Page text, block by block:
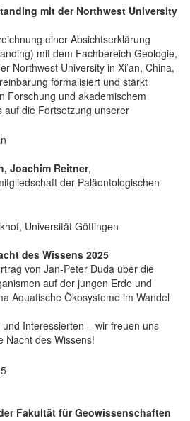
mit der Northwest University
einer Absichtserklärung
mit dem Fachbereich Geologie,
Northwest University in Xi’an, China,
formalisiert und stärkt
Forschung und akademischem
auf die Fortsetzung unserer
Joachim Reitner,
der Paläontologischen
Universität Göttingen
des Wissens 2025
von Jan-Peter Duda über die
auf der jungen Erde und
Aquatische Ökosysteme im Wandel
Interessierten – wir freuen uns
Nacht des Wissens!
Fakultät für Geowissenschaften